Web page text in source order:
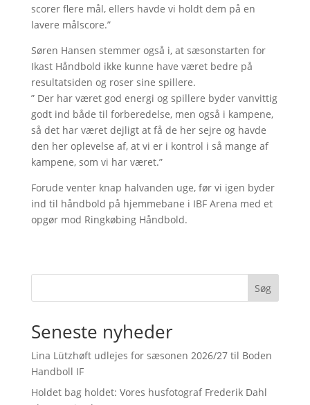
scorer flere mål, ellers havde vi holdt dem på en
lavere målscore.”
Søren Hansen stemmer også i, at sæsonstarten for
Ikast Håndbold ikke kunne have været bedre på
resultatsiden og roser sine spillere.
” Der har været god energi og spillere byder vanvittig
godt ind både til forberedelse, men også i kampene,
så det har været dejligt at få de her sejre og havde
den her oplevelse af, at vi er i kontrol i så mange af
kampene, som vi har været.”
Forude venter knap halvanden uge, før vi igen byder
ind til håndbold på hjemmebane i IBF Arena med et
opgør mod Ringkøbing Håndbold.
Søg
Seneste nyheder
Lina Lützhøft udlejes for sæsonen 2026/27 til Boden
Handboll IF
Holdet bag holdet: Vores husfotograf Frederik Dahl